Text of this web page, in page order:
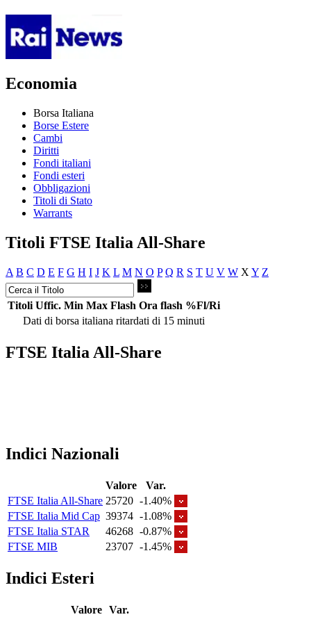
Economia
Borsa Italiana
Borse Estere
Cambi
Diritti
Fondi italiani
Fondi esteri
Obbligazioni
Titoli di Stato
Warrants
Titoli FTSE Italia All-Share
A B C D E F G H I J K L M N O P Q R S T U V W X Y Z
Titoli Uffic. Min Max Flash Ora flash %Fl/Ri
Dati di borsa italiana ritardati di 15 minuti
FTSE Italia All-Share
Indici Nazionali
Valore
Var.
FTSE Italia All-Share 25720 -1.40%
FTSE Italia Mid Cap 39374 -1.08%
FTSE Italia STAR
46268 -0.87%
FTSE MIB
23707 -1.45%
Indici Esteri
Valore Var.